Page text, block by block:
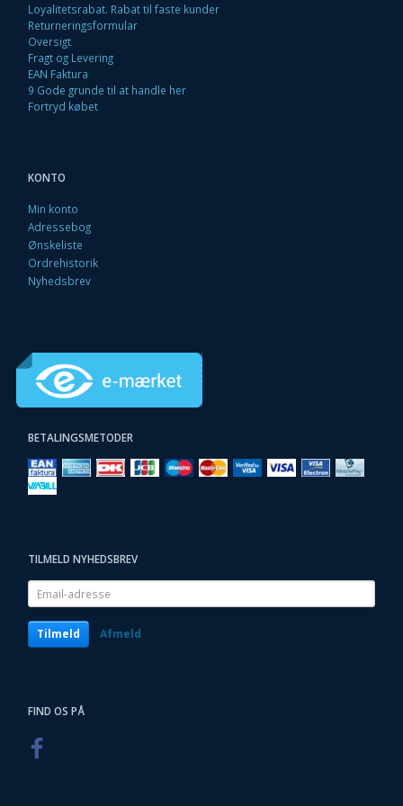
Loyalitetsrabat. Rabat til faste kunder
Returneringsformular
Oversigt
Fragt og Levering
EAN Faktura
9 Gode grunde til at handle her
Fortryd købet
KONTO
Min konto
Adressebog
Ønskeliste
Ordrehistorik
Nyhedsbrev
BETALINGSMETODER
TILMELD NYHEDSBREV
Email-
adresse
Tilmeld Afmeld
FIND OS PÅ